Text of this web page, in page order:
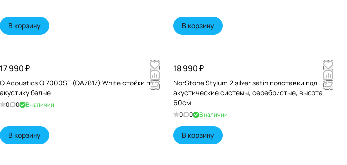
В корзину В корзину
17 990 ₽
Q Acoustics Q 7000ST (QA7817) White стойки под
акустику белые
0 0 В наличии
В корзину
18 990 ₽
NorStone Stylum 2 silver satin подставки под
акустические системы, серебристые, высота
60см
0 0 В наличии
В корзину